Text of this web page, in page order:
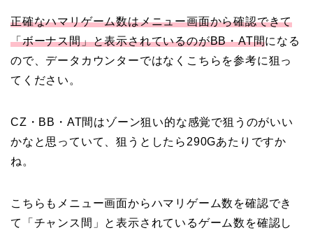
正確なハマリゲーム数はメニュー画面から確認できて
「ボーナス間」と表示されているのがBB・AT間になる
ので、データカウンターではなくこちらを参考に狙っ
てください。
CZ・BB・AT間はゾーン狙い的な感覚で狙うのがいい
かなと思っていて、狙うとしたら290Gあたりですか
ね。
こちらもメニュー画面からハマリゲーム数を確認でき
て「チャンス間」と表示されているゲーム数を確認し